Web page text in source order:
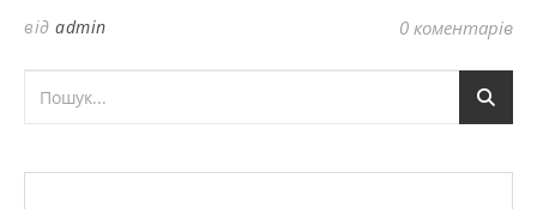
від admin 0 коментарів